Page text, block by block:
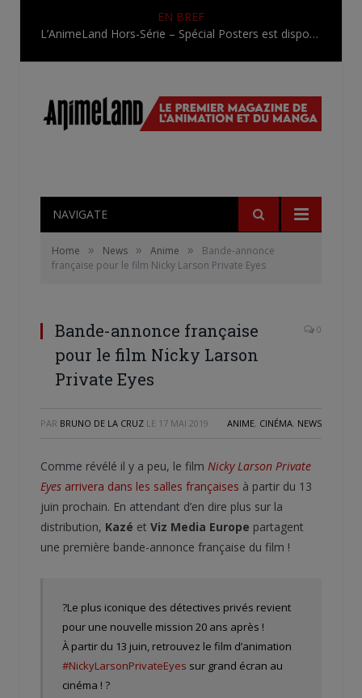
EN BREF
L’AnimeLand Hors-Série – Spécial Posters est disponible !
NAVIGATE
Home » News » Anime »
Bande-annonce
française pour le film Nicky Larson Private Eyes
Bande-annonce française
pour le film Nicky Larson
Private Eyes
0
PAR BRUNO DE LA CRUZ LE 17 MAI 2019 ANIME, CINÉMA, NEWS
Comme révélé il y a peu, le film Nicky Larson Private
Eyes arrivera dans les salles françaises à partir du 13
juin prochain. En attendant d’en dire plus sur la
distribution, Kazé et Viz Media Europe partagent
une première bande-annonce française du film !
?Le plus iconique des détectives privés revient
pour une nouvelle mission 20 ans après !
À partir du 13 juin, retrouvez le film d’animation
#NickyLarsonPrivateEyes sur grand écran au
cinéma ! ?